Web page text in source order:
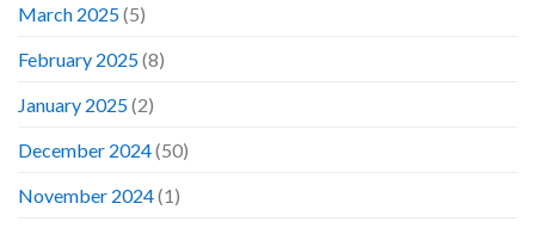
March 2025(5)
February 2025(8)
January 2025(2)
December 2024(50)
November 2024(1)